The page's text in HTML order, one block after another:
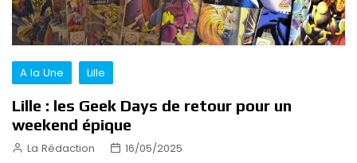
A la Une Lille
Lille : les Geek Days de retour pour un
weekend épique
La Rédaction 16/05/2025